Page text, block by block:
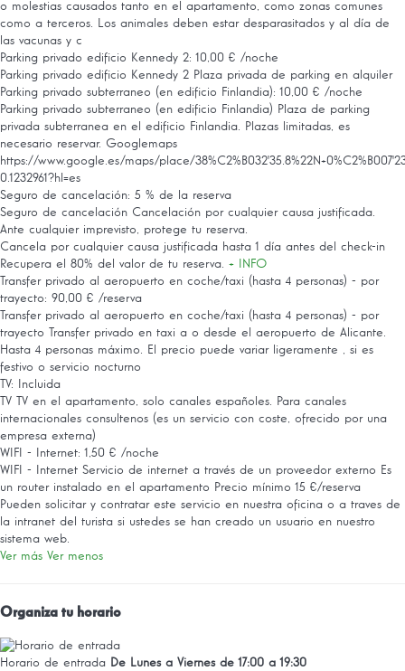
o molestias causados tanto en el apartamento, como zonas comunes
como a terceros. Los animales deben estar desparasitados y al día de
las vacunas y c
Parking privado edificio Kennedy 2: 10,00 € /noche
Parking privado edificio Kennedy 2 Plaza privada de parking en alquiler
Parking privado subterraneo (en edificio Finlandia): 10,00 € /noche
Parking privado subterraneo (en edificio Finlandia) Plaza de parking
privada subterranea en el edificio Finlandia. Plazas limitadas, es
necesario reservar. Googlemaps
https://www.google.es/maps/place/
0.1232961?hl=es
Seguro de cancelación: 5 % de la reserva
Seguro de cancelación Cancelación por cualquier causa justificada.
Ante cualquier imprevisto, protege tu reserva.
Cancela por cualquier causa justificada hasta 1 día antes del check-in
Recupera el 80% del valor de tu reserva. + INFO
Transfer privado al aeropuerto en coche/taxi (hasta 4 personas) - por
trayecto: 90,00 € /reserva
Transfer privado al aeropuerto en coche/taxi (hasta 4 personas) - por
trayecto Transfer privado en taxi a o desde el aeropuerto de Alicante.
Hasta 4 personas máximo. El precio puede variar ligeramente , si es
festivo o servicio nocturno
TV: Incluida
TV TV en el apartamento, solo canales españoles. Para canales
internacionales consultenos (es un servicio con coste, ofrecido por una
empresa externa)
WIFI - Internet: 1,50 € /noche
WIFI - Internet Servicio de internet a través de un proveedor externo Es
un router instalado en el apartamento Precio mínimo 15 €/reserva
Pueden solicitar y contratar este servicio en nuestra oficina o a traves de
la intranet del turista si ustedes se han creado un usuario en nuestro
sistema web.
Ver más Ver menos
Organiza tu horario
Horario de entrada De Lunes a Viernes de 17:00 a 19:30